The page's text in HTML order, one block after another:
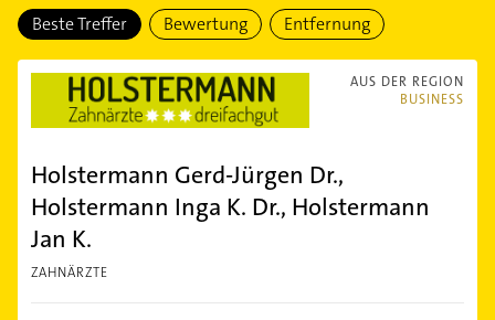
Beste Treffer Bewertung Entfernung
AUS DER REGION
BUSINESS
Holstermann Gerd-Jürgen Dr.,
Holstermann Inga K. Dr., Holstermann
Jan K.
ZAHNÄRZTE